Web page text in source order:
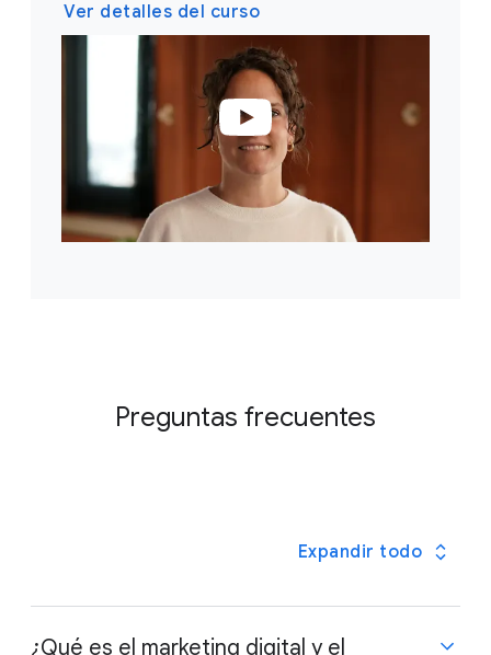
Ver detalles del curso
Preguntas frecuentes
Expandir todo
¿Qué es el marketing digital y el